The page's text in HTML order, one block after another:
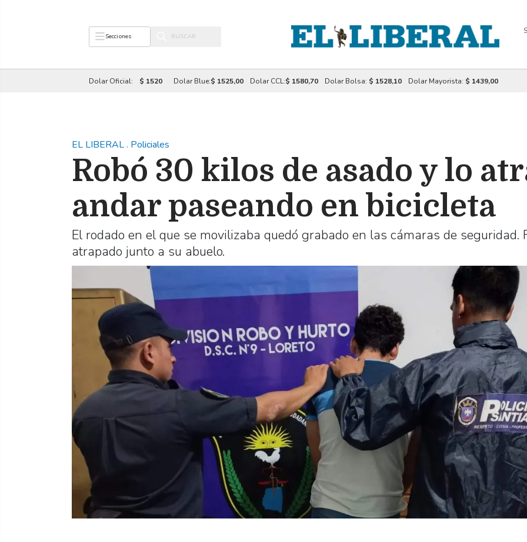
Secciones
Dolar Oficial: $ 1520 Dolar Blue:$ 1525,00 Dolar CCL:$ 1580,70 Dolar Bolsa: $ 1528,10 Dolar Mayorista: $ 1439,00
EL LIBERAL. Policiales
Robó 30 kilos de asado y lo
andar paseando en bicicleta
El rodado en el que se movilizaba quedó grabado en las cámaras de seguridad.
atrapado junto a su abuelo.